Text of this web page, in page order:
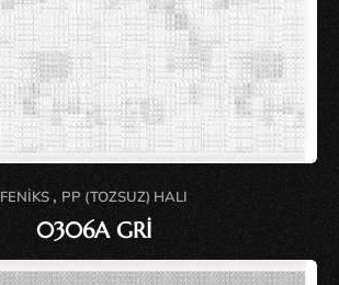
FENIKS , PP (TOZSUZ) HALI
0306A GRİ